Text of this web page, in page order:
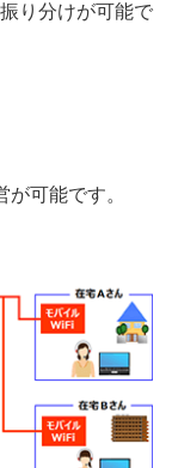
り分けが可能で
可能です。